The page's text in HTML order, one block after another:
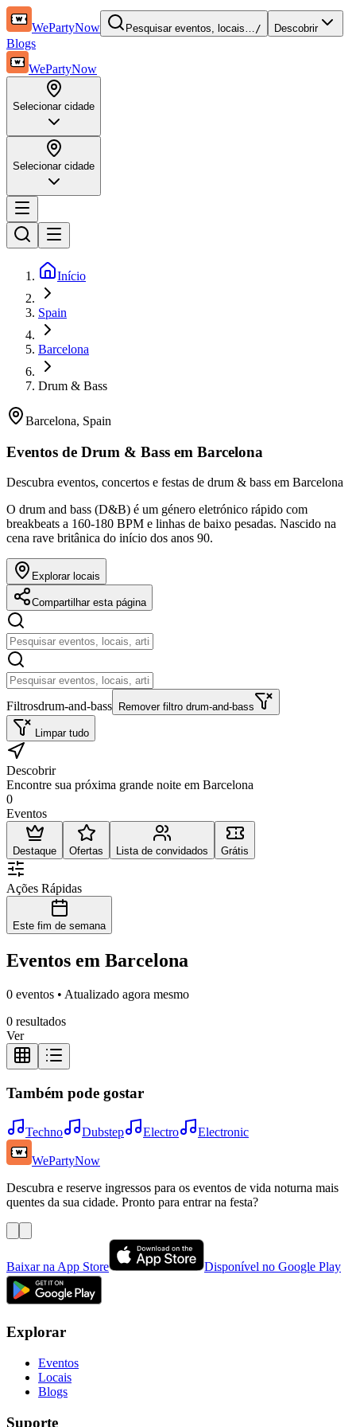
WePartyNow Pesquisar eventos, locais…/ Descobrir
Blogs
WePartyNow
Selecionar cidade
Selecionar cidade
Início
Spain
Barcelona
Drum & Bass
Barcelona, Spain
Eventos de Drum & Bass em Barcelona
Descubra eventos, concertos e festas de drum & bass em Barcelona
O drum and bass (D&B) é um género eletrónico rápido com
breakbeats a 160-180 BPM e linhas de baixo pesadas. Nascido na
cena rave britânica do início dos anos 90.
Explorar locais
Compartilhar esta página
Filtrosdrum-and-bass Remover filtro drum-and-bass
Limpar tudo
Descobrir
Encontre sua próxima grande noite em Barcelona
0
Eventos
Destaque Ofertas Lista de convidados Grátis
Ações Rápidas
Este fim de semana
Eventos em Barcelona
0 eventos • Atualizado agora mesmo
0 resultados
Ver
Também pode gostar
Techno Dubstep Electro Electronic
WePartyNow
Descubra e reserve ingressos para os eventos de vida noturna mais
quentes da sua cidade. Pronto para entrar na festa?
Baixar na App Store Disponível no Google Play
Explorar
Eventos
Locais
Blogs
Suporte